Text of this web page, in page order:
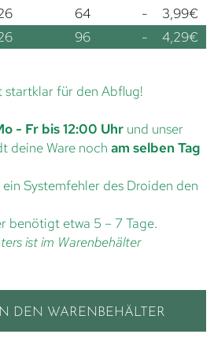
64 - 3,99€
96 - 4,29€
startklar für den Abflug!
- Fr bis 12:00 Uhr und unser
deine Ware noch am selben Tag
Systemfehler des Droiden den
benötigt etwa 5 – 7 Tage.
ist im Warenbehälter
IN DEN WARENBEHÄLTER